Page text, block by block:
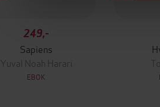
249,-
Sapiens
Yuval Noah Harari
EBOK